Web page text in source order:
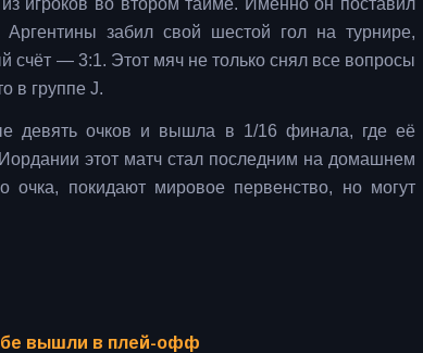
забил свой шестой гол на турнире,
счёт — 3:1. Этот мяч не только снял все вопросы
в группе J.
девять очков и вышла в 1/16 финала, где её
этот матч стал последним на домашнем
очка, покидают мировое первенство, но могут
вышли в плей-офф